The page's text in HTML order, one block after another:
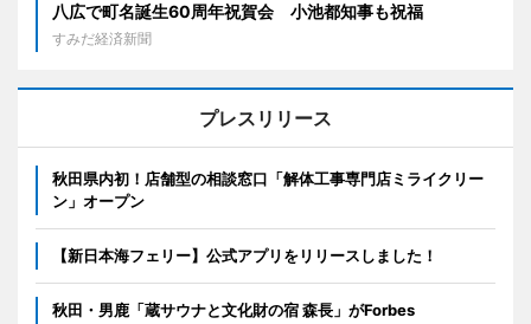
八広で町名誕生60周年祝賀会 小池都知事も祝福
すみだ経済新聞
プレスリリース
秋田県内初！店舗型の相談窓口「解体工事専門店ミライクリー
ン」オープン
【新日本海フェリー】公式アプリをリリースしました！
秋田・男鹿「蔵サウナと文化財の宿 森長」がForbes